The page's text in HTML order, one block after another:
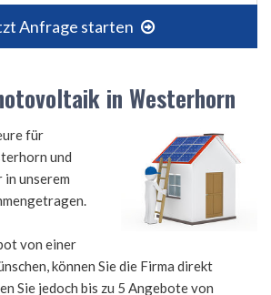
Anfrage starten
in Westerhorn
für
und
in unserem
von einer
können Sie die Firma direkt
Sie jedoch bis zu 5 Angebote von